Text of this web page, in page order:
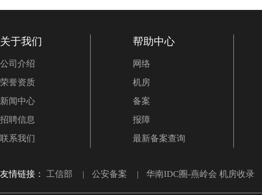
关于我们
公司介绍
荣誉资质
新闻中心
招聘信息
联系我们
帮助中心
网络
机房
备案
报障
最新备案查询
友情链接： 工信部 | 公安备案 | 华南IDC圈-燕岭会 机房收录